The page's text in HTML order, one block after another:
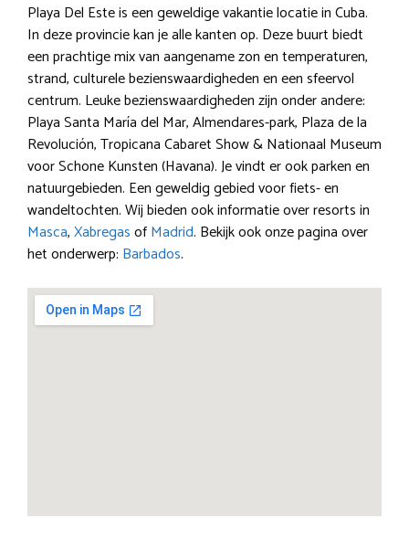
Playa Del Este is een geweldige vakantie locatie in Cuba.
In deze provincie kan je alle kanten op. Deze buurt biedt
een prachtige mix van aangename zon en temperaturen,
strand, culturele bezienswaardigheden en een sfeervol
centrum. Leuke bezienswaardigheden zijn onder andere:
Playa Santa María del Mar, Almendares-park, Plaza de la
Revolución, Tropicana Cabaret Show & Nationaal Museum
voor Schone Kunsten (Havana). Je vindt er ook parken en
natuurgebieden. Een geweldig gebied voor fiets- en
wandeltochten. Wij bieden ook informatie over resorts in
Masca,XabregasofMadrid. Bekijk ook onze pagina over
het onderwerp: Barbados.